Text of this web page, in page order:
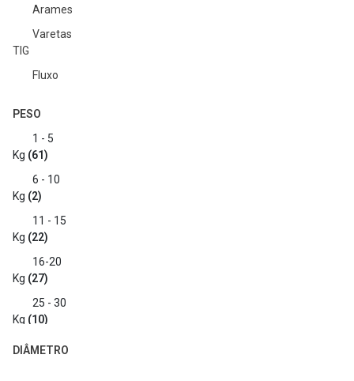
Arames
Varetas
TIG
Fluxo
PESO
1 - 5
Kg (61)
6 - 10
Kg (2)
11 - 15
Kg (22)
16-20
Kg (27)
25 - 30
Kg (10)
DIÂMETRO